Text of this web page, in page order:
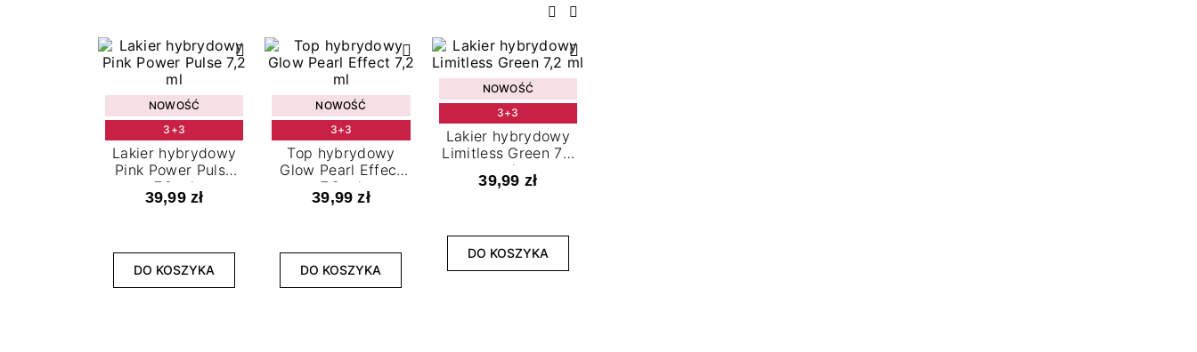
Poprzedni
Następny
NOWOŚĆ
3+3
Lakier hybrydowy
Pink Power Pulse
7,2 ml
39,99 zł
DO KOSZYKA
NOWOŚĆ
3+3
Top hybrydowy
Glow Pearl Effect
7,2 ml
39,99 zł
DO KOSZYKA
NOWOŚĆ
3+3
Lakier hybrydowy
Limitless Green 7,2
ml
39,99 zł
DO KOSZYKA